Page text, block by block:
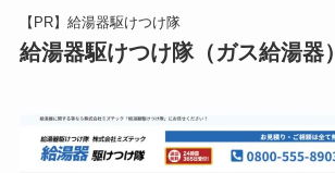
【PR】給湯器駆けつけ隊
給湯器駆けつけ隊（ガス給湯器）